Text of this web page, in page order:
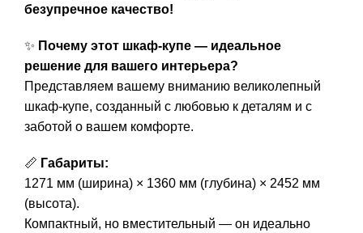
безупречное качество!
✨ Почему этот шкаф-купе — идеальное
решение для вашего интерьера?
Представляем вашему вниманию великолепный
шкаф-купе, созданный с любовью к деталям и с
заботой о вашем комфорте.
📏 Габариты:
1271 мм (ширина) × 1360 мм (глубина) × 2452 мм
(высота).
Компактный, но вместительный — он идеально